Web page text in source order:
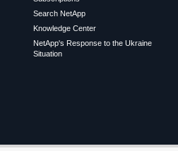
Search NetApp
Knowledge Center
NetApp's Response to the Ukraine
Situation